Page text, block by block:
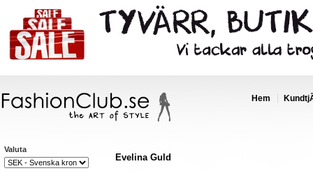
Hem
Evelina Guld
Valuta